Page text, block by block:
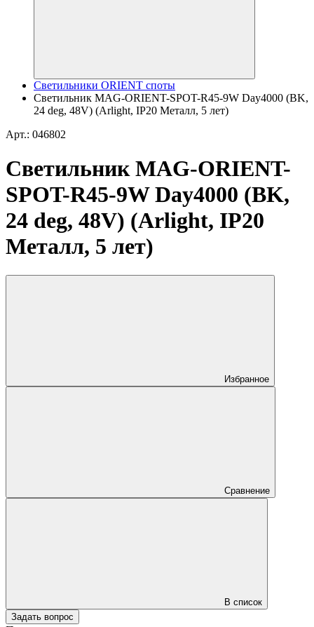
Светильники ORIENT споты
Светильник MAG-ORIENT-SPOT-R45-9W Day4000 (BK,
24 deg, 48V) (Arlight, IP20 Металл, 5 лет)
Арт.: 046802
Светильник MAG-ORIENT-
SPOT-R45-9W Day4000 (BK,
24 deg, 48V) (Arlight, IP20
Металл, 5 лет)
Избранное
Сравнение
В список
Задать вопрос